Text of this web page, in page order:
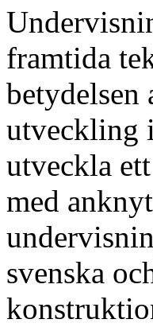
framtida
utveckling
utveckla
med
svenska